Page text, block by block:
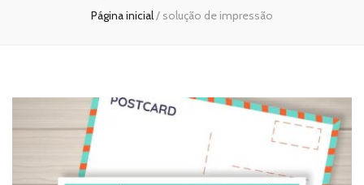
Página inicial/ solução de impressão